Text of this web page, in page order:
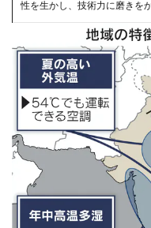
性を生かし、技術力に磨きをか